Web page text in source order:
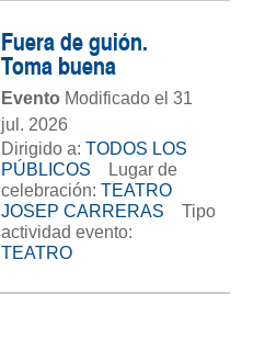
Fuera de guión.
Toma buena
Evento Modificado el 31
jul. 2026
Dirigido a: TODOS LOS
PÚBLICOS
Lugar de
celebración: TEATRO
JOSEP CARRERAS
Tipo
actividad evento:
TEATRO